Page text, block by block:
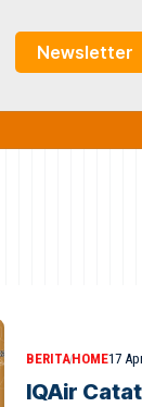
Newsletter
BERITAHOME17
IQAir